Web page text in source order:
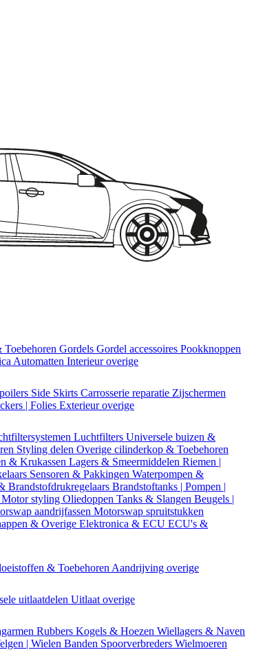
Toebehoren Gordels Gordel accessoires Pookknoppen
Automatten Interieur overige
Side Skirts Carrosserie reparatie Zijschermen
| Folies Exterieur overige
Luchtfilters Universele buizen &
Styling delen Overige cilinderkop & Toebehoren
& Krukassen Lagers & Smeermiddelen Riemen |
Sensoren & Pakkingen Waterpompen &
Brandstofdrukregelaars Brandstoftanks | Pompen |
Motor styling Oliedoppen Tanks & Slangen Beugels |
aandrijfassen Motorswap spruitstukken
& Overige Elektronica & ECU ECU's &
& Toebehoren Aandrijving overige
uitlaatdelen Uitlaat overige
Rubbers Kogels & Hoezen Wiellagers & Naven
| Wielen Banden Spoorverbreders Wielmoeren